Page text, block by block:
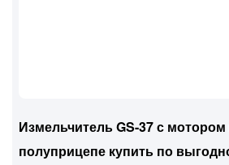
Измельчитель GS-37 с
полуприцепе купить по